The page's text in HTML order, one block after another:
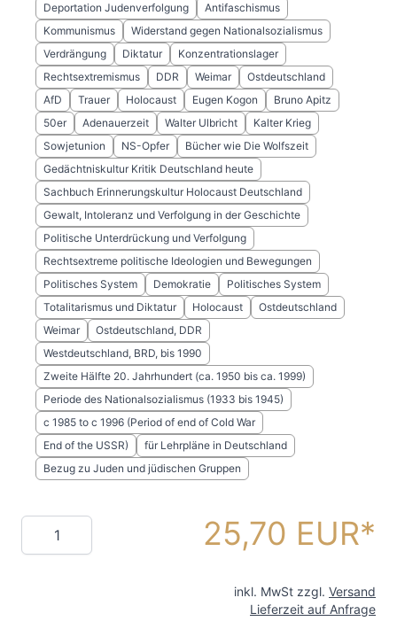
Deportation Judenverfolgung
Antifaschismus
Kommunismus
Widerstand gegen Nationalsozialismus
Verdrängung
Diktatur
Konzentrationslager
Rechtsextremismus
DDR Weimar
Ostdeutschland
AfD
Trauer Holocaust Eugen Kogon
Bruno Apitz
50er
Adenauerzeit Walter Ulbricht
Kalter Krieg
Sowjetunion
NS-Opfer
Bücher wie Die Wolfszeit
Gedächtniskultur Kritik Deutschland heute
Sachbuch Erinnerungskultur Holocaust Deutschland
Gewalt, Intoleranz und Verfolgung in der Geschichte
Politische Unterdrückung und Verfolgung
Rechtsextreme politische Ideologien und Bewegungen
Politisches System
Demokratie
Politisches System
Totalitarismus und Diktatur
Holocaust
Ostdeutschland
Weimar
Ostdeutschland, DDR
Westdeutschland, BRD, bis 1990
Zweite Hälfte 20. Jahrhundert (ca. 1950 bis ca. 1999)
Periode des Nationalsozialismus (1933 bis 1945)
c 1985 to c 1996 (Period of end of Cold War
End of the USSR)
für Lehrpläne in Deutschland
Bezug zu Juden und jüdischen Gruppen
Menge 25,70 EUR
inkl. MwSt zzgl. Versand
Lieferzeit auf Anfrage